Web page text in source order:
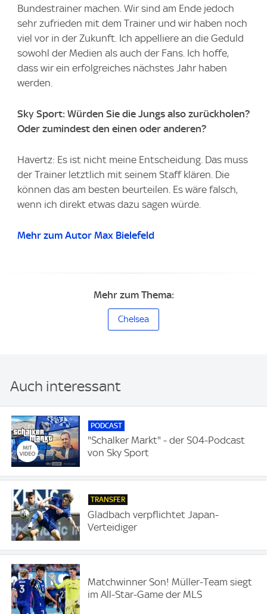
Bundestrainer machen. Wir sind am Ende jedoch
sehr zufrieden mit dem Trainer und wir haben noch
viel vor in der Zukunft. Ich appelliere an die Geduld
sowohl der Medien als auch der Fans. Ich hoffe,
dass wir ein erfolgreiches nächstes Jahr haben
werden.
Sky Sport: Würden Sie die Jungs also zurückholen?
Oder zumindest den einen oder anderen?
Havertz: Es ist nicht meine Entscheidung. Das muss
der Trainer letztlich mit seinem Staff klären. Die
können das am besten beurteilen. Es wäre falsch,
wenn ich direkt etwas dazu sagen würde.
Mehr zum Autor Max Bielefeld
Mehr zum Thema:
Chelsea
Auch interessant
PODCAST
"Schalker Markt" - der S04-Podcast
von Sky Sport
TRANSFER
Gladbach verpflichtet Japan-
Verteidiger
Matchwinner Son! Müller-Team siegt
im All-Star-Game der MLS